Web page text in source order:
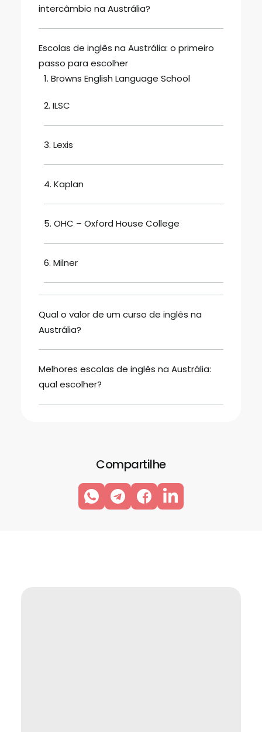
intercâmbio na Austrália?
Escolas de inglês na Austrália: o primeiro
passo para escolher
1. Browns English Language School
2. ILSC
3. Lexis
4. Kaplan
5. OHC – Oxford House College
6. Milner
Qual o valor de um curso de inglês na
Austrália?
Melhores escolas de inglês na Austrália:
qual escolher?
Compartilhe